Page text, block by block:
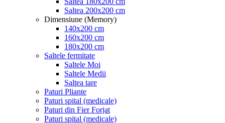
Saltea 200x200 cm
Dimensiune (Memory)
140x200 cm
160x200 cm
180x200 cm
Saltele fermitate
Saltele Moi
Saltele Medii
Saltea tare
Paturi Pliante
Paturi spital (medicale)
Paturi din Fier Forjat
Paturi spital (medicale)